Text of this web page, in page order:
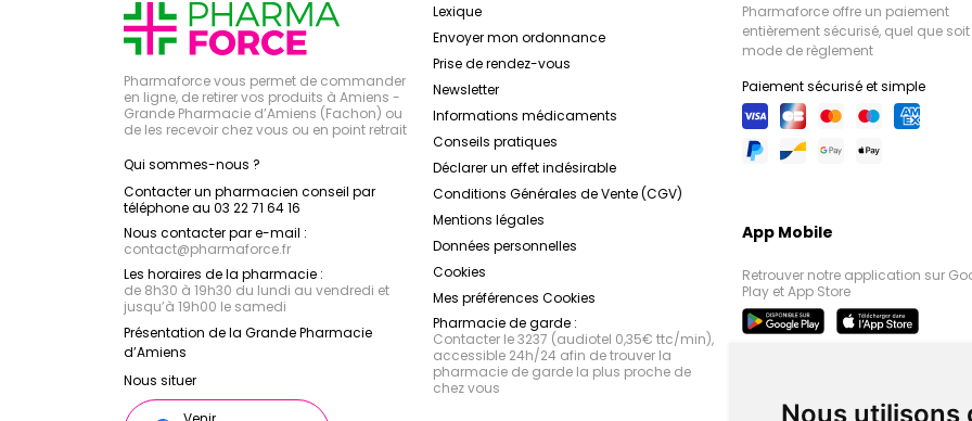
Nous utilisons
Pharmaforce vous permet de commander
en ligne, de retirer vos produits à Amiens -
Grande Pharmacie d’Amiens (Fachon) ou
de les recevoir chez vous ou en point retrait
Qui sommes-nous ?
Contacter un pharmacien conseil par
téléphone au 03 22 71 64 16
Nous contacter par e-mail :
contact@pharmaforce.fr
Les horaires de la pharmacie :
de 8h30 à 19h30 du lundi au vendredi et
jusqu’à 19h00 le samedi
Présentation de la Grande Pharmacie
d’Amiens
Nous situer
Lexique
Envoyer mon ordonnance
Prise de rendez-vous
Newsletter
Informations médicaments
Conseils pratiques
Déclarer un effet indésirable
Conditions Générales de Vente (CGV)
Mentions légales
Données personnelles
Cookies
Mes préférences Cookies
Pharmacie de garde :
Contacter le 3237 (audiotel 0,35€ ttc/min),
accessible 24h/24 afin de trouver la
pharmacie de garde la plus proche de
chez vous
Pharmaforce offre un paiement
entièrement sécurisé, quel que soit
mode de règlement
Paiement sécurisé et simple
App Mobile
Retrouver notre application sur
Play et App Store